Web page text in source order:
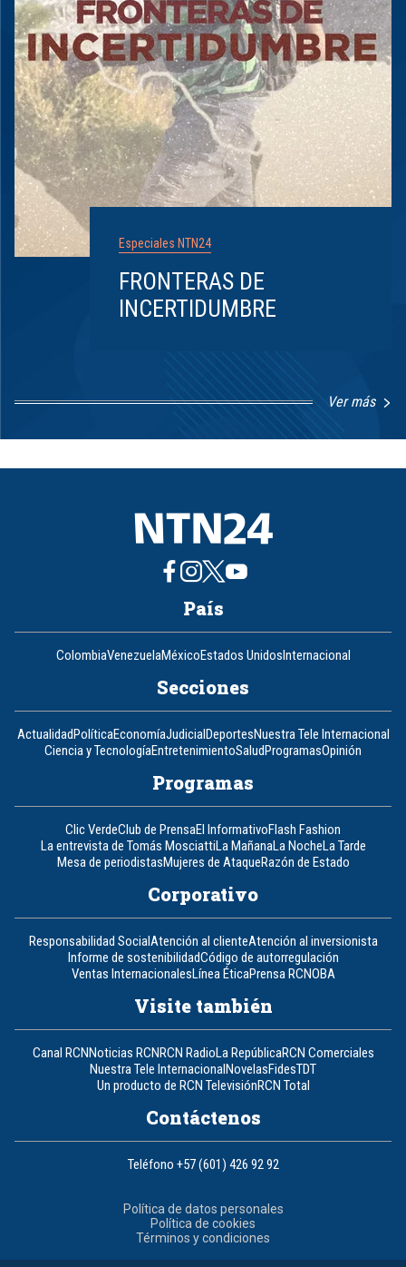
Especiales NTN24
FRONTERAS DE
INCERTIDUMBRE
Ver más
1
8
País
ColombiaVenezuelaMéxicoEstados UnidosInternacional
Secciones
ActualidadPolíticaEconomíaJudicialDeportesNuestra Tele Internacional
Ciencia y TecnologíaEntretenimientoSaludProgramasOpinión
Programas
Clic VerdeClub de PrensaEl InformativoFlash Fashion
La entrevista de Tomás MosciattiLa MañanaLa NocheLa Tarde
Mesa de periodistasMujeres de AtaqueRazón de Estado
Corporativo
Responsabilidad SocialAtención al clienteAtención al inversionista
Informe de sostenibilidadCódigo de autorregulación
Ventas InternacionalesLínea ÉticaPrensa RCNOBA
Visite también
Canal RCNNoticias RCNRCN RadioLa RepúblicaRCN Comerciales
Nuestra Tele InternacionalNovelasFidesTDT
Un producto de RCN TelevisiónRCN Total
Contáctenos
Teléfono +57 (601) 426 92 92
Política de datos personales
Política de cookies
Términos y condiciones